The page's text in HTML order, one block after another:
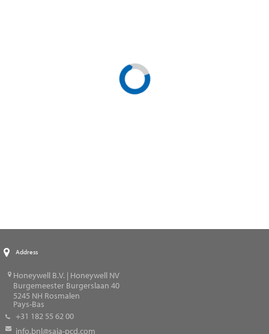
Address
Honeywell B.V. | Honeywell NV
Burgemeester Burgerslaan 40
5245 NH Rosmalen
Pays-Bas
+31 182 55 62 00
info.bnl@saia-pcd.com